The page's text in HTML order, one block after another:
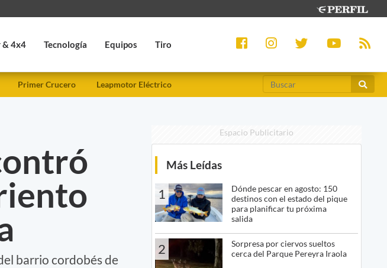
4x4 Tecnología Equipos Tiro
Primer Crucero Leapmotor Eléctrico
barrio cordobés de
Espacio Publicitario
Más Leídas
1
Dónde pescar en agosto: 150
destinos con el estado del pique
para planificar tu próxima
salida
2
Sorpresa por ciervos sueltos
cerca del Parque Pereyra Iraola